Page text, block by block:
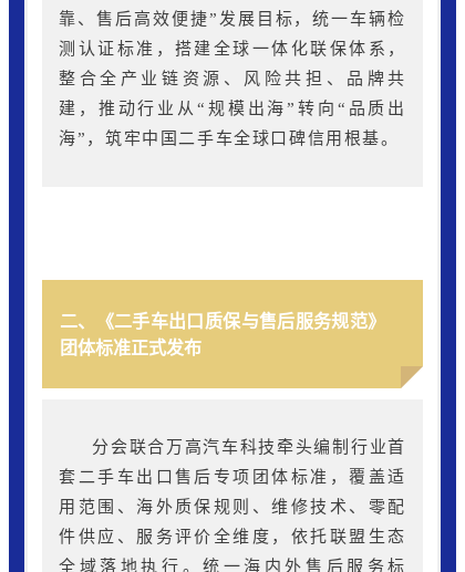
靠、售后高效便捷”发展目标，统一车辆检
测认证标准，搭建全球一体化联保体系，
整合全产业链资源、风险共担、品牌共
建，推动行业从“规模出海”转向“品质出
海”，筑牢中国二手车全球口碑信用根基。
二、《二手车出口质保与售后服务规范》
团体标准正式发布
分会联合万高汽车科技牵头编制行业首
套二手车出口售后专项团体标准，覆盖适
用范围、海外质保规则、维修技术、零配
件供应、服务评价全维度，依托联盟生态
全域落地执行。统一海内外售后服务标